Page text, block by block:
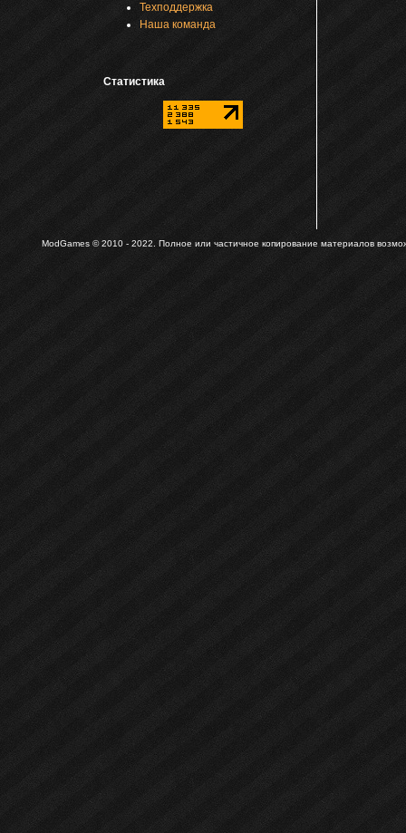
Техподдержка
Наша команда
Статистика
ModGames © 2010 - 2022. Полное или частичное копирование материалов